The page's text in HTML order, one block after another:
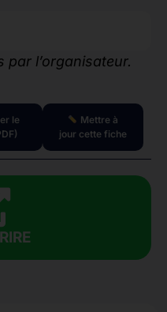
l’organisateur.
le
Mettre à
jour cette fiche